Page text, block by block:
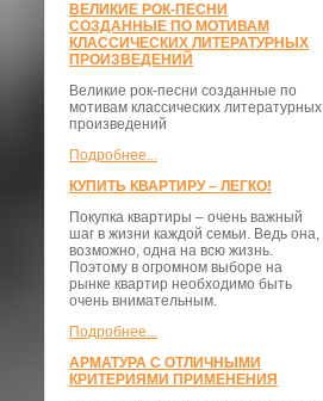
ВЕЛИКИЕ РОК-ПЕСНИ
СОЗДАННЫЕ ПО МОТИВАМ
КЛАССИЧЕСКИХ ЛИТЕРАТУРНЫХ
ПРОИЗВЕДЕНИЙ
Великие рок-песни созданные по
мотивам классических литературных
произведений
Подробнее...
КУПИТЬ КВАРТИРУ – ЛЕГКО!
Покупка квартиры – очень важный
шаг в жизни каждой семьи. Ведь она,
возможно, одна на всю жизнь.
Поэтому в огромном выборе на
рынке квартир необходимо быть
очень внимательным.
Подробнее...
АРМАТУРА С ОТЛИЧНЫМИ
КРИТЕРИЯМИ ПРИМЕНЕНИЯ